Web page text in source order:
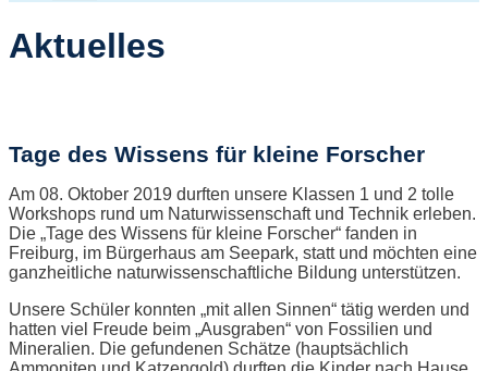
Aktuelles
Tage des Wissens für kleine Forscher
Am 08. Oktober 2019 durften unsere Klassen 1 und 2 tolle
Workshops rund um Naturwissenschaft und Technik erleben.
Die „Tage des Wissens für kleine Forscher“ fanden in
Freiburg, im Bürgerhaus am Seepark, statt und möchten eine
ganzheitliche naturwissenschaftliche Bildung unterstützen.
Unsere Schüler konnten „mit allen Sinnen“ tätig werden und
hatten viel Freude beim „Ausgraben“ von Fossilien und
Mineralien. Die gefundenen Schätze (hauptsächlich